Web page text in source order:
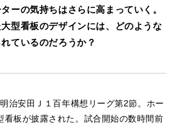
ーの気持ちはさらに高まっていく。
型看板のデザインには、どのような
ているのだろうか？
治安田Ｊ１百年構想リーグ第2節。ホー
看板が披露された。試合開始の数時間前